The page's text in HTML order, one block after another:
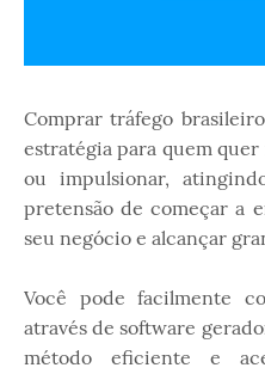
Comprar tráfego
estratégia para quem
ou impulsionar,
pretensão de começar a
seu negócio e alcançar
Você pode facilmente
através de software
método eficiente e